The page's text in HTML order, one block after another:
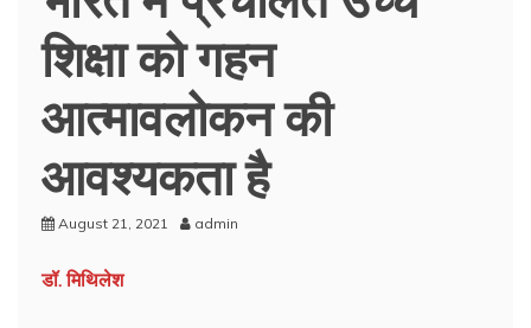
शिक्षा को गहन
आत्मावलोकन की
आवश्यकता है
August 21, 2021 admin
डॉ. मिथिलेश